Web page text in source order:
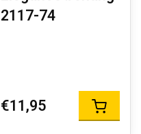
2117-74
€11,95